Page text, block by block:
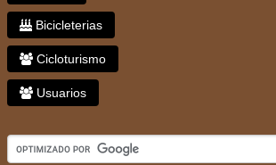
Bicicleterias
Cicloturismo
Usuarios